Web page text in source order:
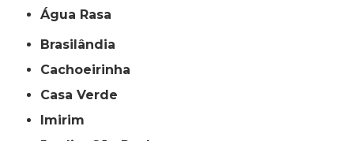
Água Rasa
Brasilândia
Cachoeirinha
Casa Verde
Imirim